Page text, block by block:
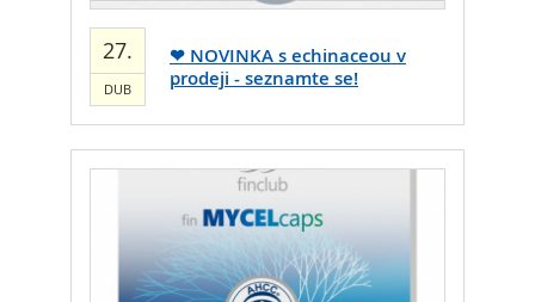
27.
DUB
❤ NOVINKA s echinaceou v
prodeji - seznamte se!